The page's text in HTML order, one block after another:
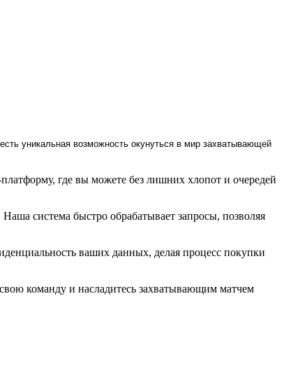
уникальная возможность окунуться в мир захватывающей
где вы можете без лишних хлопот и очередей
система быстро обрабатывает запросы, позволяя
ваших данных, делая процесс покупки
команду и насладитесь захватывающим матчем